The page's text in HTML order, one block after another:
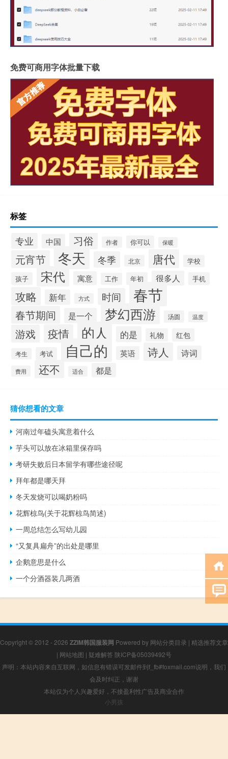
免费可商用字体批量下载
标签
专业 中国 习俗 作者 你可以 保暖
元宵节 冬天 冬季 北京 唐代 学校
孩子 宋代 寓意 工作 年初 很多人 手机
攻略 新年 方式 时间 春节
春节期间 是一个 梦幻西游 汤圆 温度
游戏 疫情 的人 的是 礼物 红包
考生 考试 自己的 英语 诗人 诗词
费用 还不 适合 都是
猜你想看的文章
河南过年磕头寓意着什么
芋头可以放在冰箱里保存吗
考研失败后日本留学有哪些途径呢
拜年都是哪天拜
冬天发烧可以喝奶粉吗
花辉椋鸟(关于花辉椋鸟简述)
一周总结怎么写幼儿园
“又复具扁舟”的出处是哪里
企鹅意思是什么
一个分酒器装几两酒
Copyright © 2012 - 2026 ZZIM韩国服装网 Powered by 网站分类目录 | 精选推荐文章
| 网站地图 | 疑难解答 陕ICP备05039492号
声明：本站内容来自互联网，如信息有错误可发邮件到f_fb#foxmail.com说明，我们
会及时纠正，谢谢
本站仅为个人兴趣爱好，不接盈利性广告及商业合作
小男孩